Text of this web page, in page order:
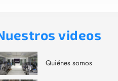
videos
Quiénes somos